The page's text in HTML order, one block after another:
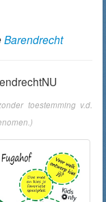
Barendrecht
toestemming v.d.